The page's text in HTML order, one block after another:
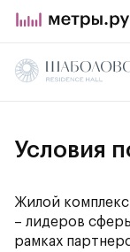
Условия
Жилой
– лидеров
рамках